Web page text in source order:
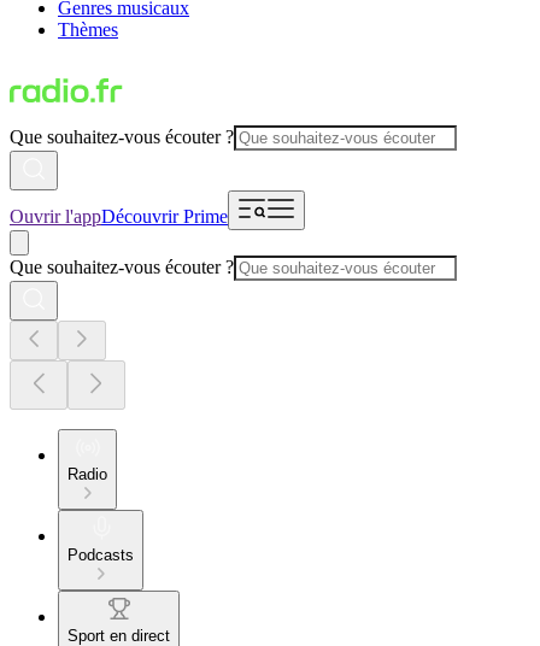
Genres musicaux
Thèmes
Que souhaitez-vous écouter ?
Ouvrir l'appDécouvrir Prime
Que souhaitez-vous écouter ?
Radio
Podcasts
Sport en direct